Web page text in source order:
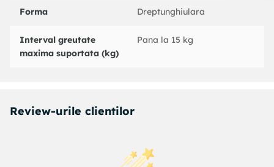
Nivel 2 inaltime totala 78 cm, inaltime de la fundul patutului
la fundul patutului pana la sol 38 cm. Nivel 4 inaltime totala
72 cm, inaltime de la fundul patutului pana la sol 36 cm.
Avertizari A se inceta utilizarea patutului din momentul in
care bebelusul sta singur in fund, se trage singur in sus, se
Forma Dreptunghiulara
Interval greutate
maxima suportata (kg)
Pana la 15 kg
Review-urile clientilor